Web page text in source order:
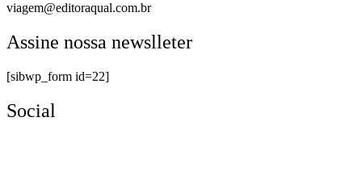
viagem@editoraqual.com.br
Assine nossa newslleter
[sibwp_form id=22]
Social